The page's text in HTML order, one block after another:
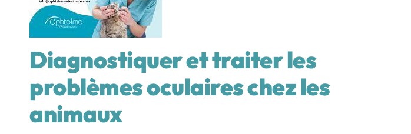
Diagnostiquer et traiter les
problèmes oculaires chez les
animaux